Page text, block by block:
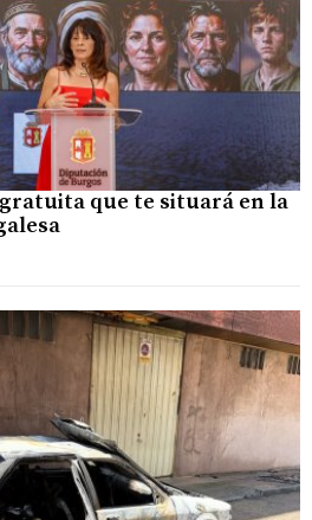
que te situará en la